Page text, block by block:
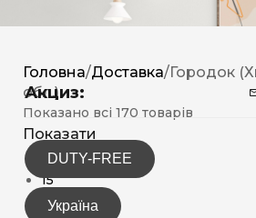
Акциз:
DUTY-FREE
Україна
Головна/Доставка/Городок
обл.)
Показано всі 170 товарів
Показати
12
15
30